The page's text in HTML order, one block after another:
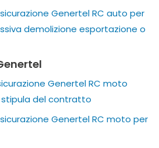
Genertel RC auto per
demolizione esportazione o
Genertel RC moto
stipula del contratto
Genertel RC moto per